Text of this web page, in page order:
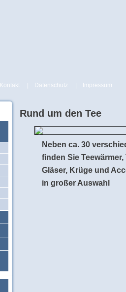
Kontakt Datenschutz Impressum
Rund um den Tee
Neben ca. 30
finden Sie Teewärmer,
Gläser, Krüge und
in großer Auswahl